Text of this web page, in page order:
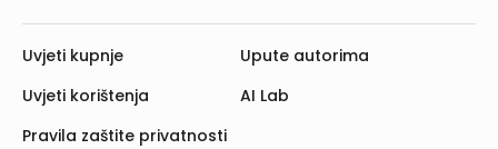
Uvjeti kupnje
Uvjeti korištenja
Pravila zaštite privatnosti
Upute autorima
AI Lab